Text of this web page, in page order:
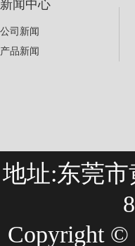
新闻中心
公司新闻
产品新闻
地址:东莞
Copyright ©